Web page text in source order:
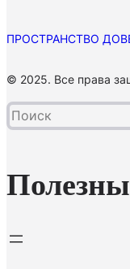
ПРОСТРАНСТВО
© 2025. Все права
о
и